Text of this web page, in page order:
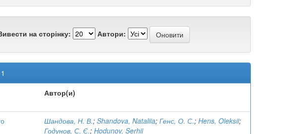
на сторінку: Автори:
Автор(и)
Шандова, Н. В.; Shandova, Nataliia; Генс, О. С.; Hens, Oleksii;
Годунов, С. Є.; Hodunov, Serhii